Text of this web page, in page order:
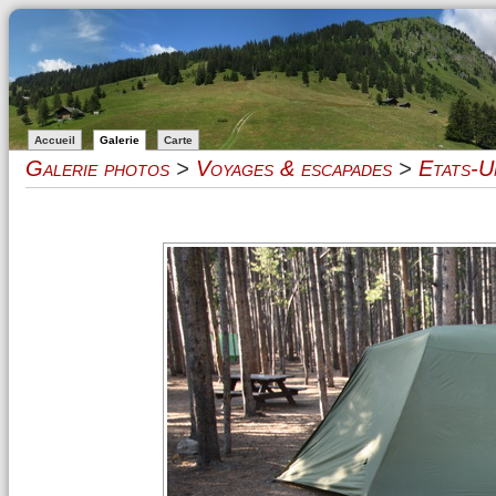
Accueil Galerie Carte
Galerie photos > Voyages & escapades > Etats-